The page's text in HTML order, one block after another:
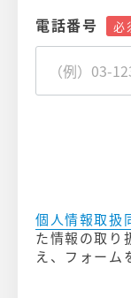
電話番号
個人情報取扱
た情報の取り
え、フォーム